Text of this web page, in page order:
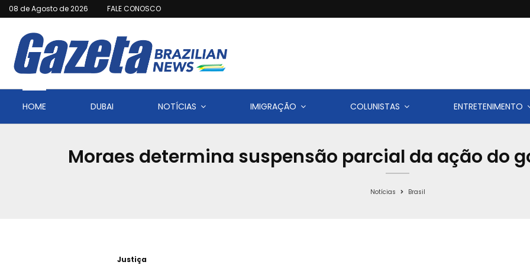
08 de Agosto de 2026 FALE CONOSCO
HOME DUBAI NOTÍCIAS IMIGRAÇÃO COLUNISTAS ENTRETENIMENTO
Moraes determina suspensão parcial da ação do
Notícias Brasil
Justiça